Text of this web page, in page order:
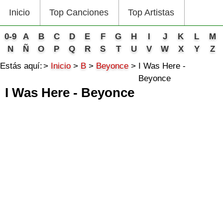
Inicio Top Canciones Top Artistas
0-9 A B C D E F G H I J K L
M
N
Ñ O P Q R S T U V W X Y
Z
Estás aquí:
Inicio B Beyonce
I Was Here -
Beyonce
I Was Here - Beyonce